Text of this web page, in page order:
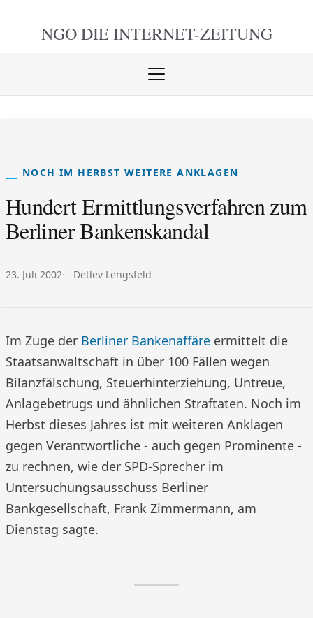
NGO DIE INTERNET-ZEITUNG
Menü
NOCH IM HERBST WEITERE ANKLAGEN
Hundert Ermittlungsverfahren zum
Berliner Bankenskandal
Veröffentlicht am:
23. Juli 2002 Autor:
Detlev Lengsfeld
Im Zuge der Berliner Bankenaffäre ermittelt die
Staatsanwaltschaft in über 100 Fällen wegen
Bilanzfälschung, Steuerhinterziehung, Untreue,
Anlagebetrugs und ähnlichen Straftaten. Noch im
Herbst dieses Jahres ist mit weiteren Anklagen
gegen Verantwortliche - auch gegen Prominente -
zu rechnen, wie der SPD-Sprecher im
Untersuchungsausschuss Berliner
Bankgesellschaft, Frank Zimmermann, am
Dienstag sagte.